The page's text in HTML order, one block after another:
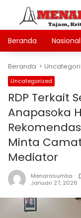
Langsung
konten
Beranda
Nasional
Beranda
Uncategorized
RDP Terkait
Anapasoka
Minta
Mediator
Menarasumba
Januari 27, 2026